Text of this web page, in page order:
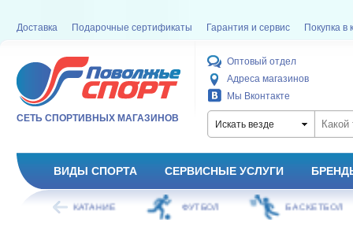
Доставка Подарочные сертификаты Гарантия и сервис Покупка в
СЕТЬ СПОРТИВНЫХ МАГАЗИНОВ
Оптовый отдел
Адреса магазинов
Мы Вконтакте
Искать везде
ВИДЫ СПОРТА СЕРВИСНЫЕ УСЛУГИ
КАТАНИЕ ФУТБОЛ БАСКЕТБОЛ